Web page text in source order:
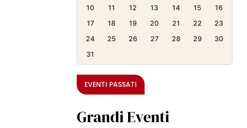
10
11 12 13 14 15
16
17
18 19 20 21 22
23
24
25 26 27 28 29
30
31
EVENTI PASSATI
Grandi Eventi